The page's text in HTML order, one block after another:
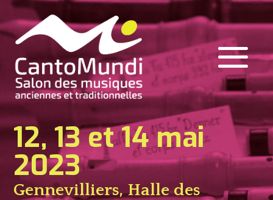
12, 13 et 14 mai
2023
Gennevilliers, Halle des